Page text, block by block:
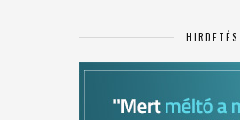
HIRDETÉS